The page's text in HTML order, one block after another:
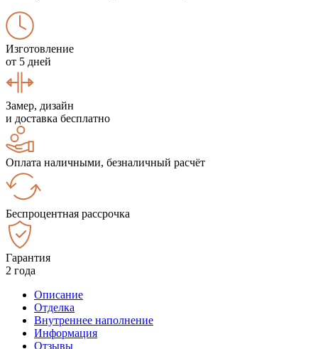
Изготовление
от 5 дней
Замер, дизайн
и доставка бесплатно
Оплата наличными, безналичный расчёт
Беспроцентная рассрочка
Гарантия
2 года
Описание
Отделка
Внутреннее наполнение
Информация
Отзывы